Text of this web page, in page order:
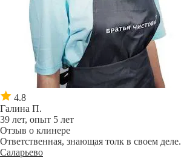
4.8
Галина П.
39 лет, опыт 5 лет
Отзыв о клинере
Ответственная, знающая толк в своем деле.
Саларьево